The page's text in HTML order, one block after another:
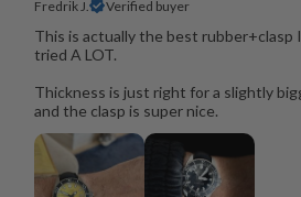
Fredrik J. Verified buyer
This is actually the best rubber+clasp
tried A LOT.
Thickness is just right for a slightly
and the clasp is super nice.